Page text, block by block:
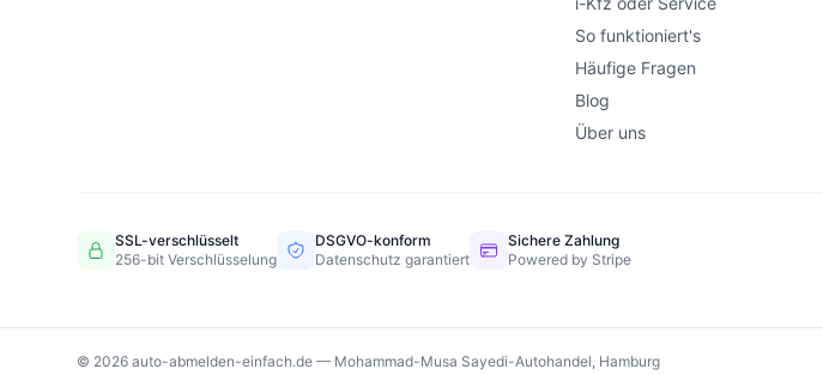
So funktioniert's
Häufige Fragen
Blog
Über uns
SSL-verschlüsselt
256-bit Verschlüsselung
DSGVO-konform
Datenschutz garantiert
Sichere Zahlung
Powered by Stripe
© 2026 auto-abmelden-einfach.de — Mohammad-Musa Sayedi-Autohandel, Hamburg